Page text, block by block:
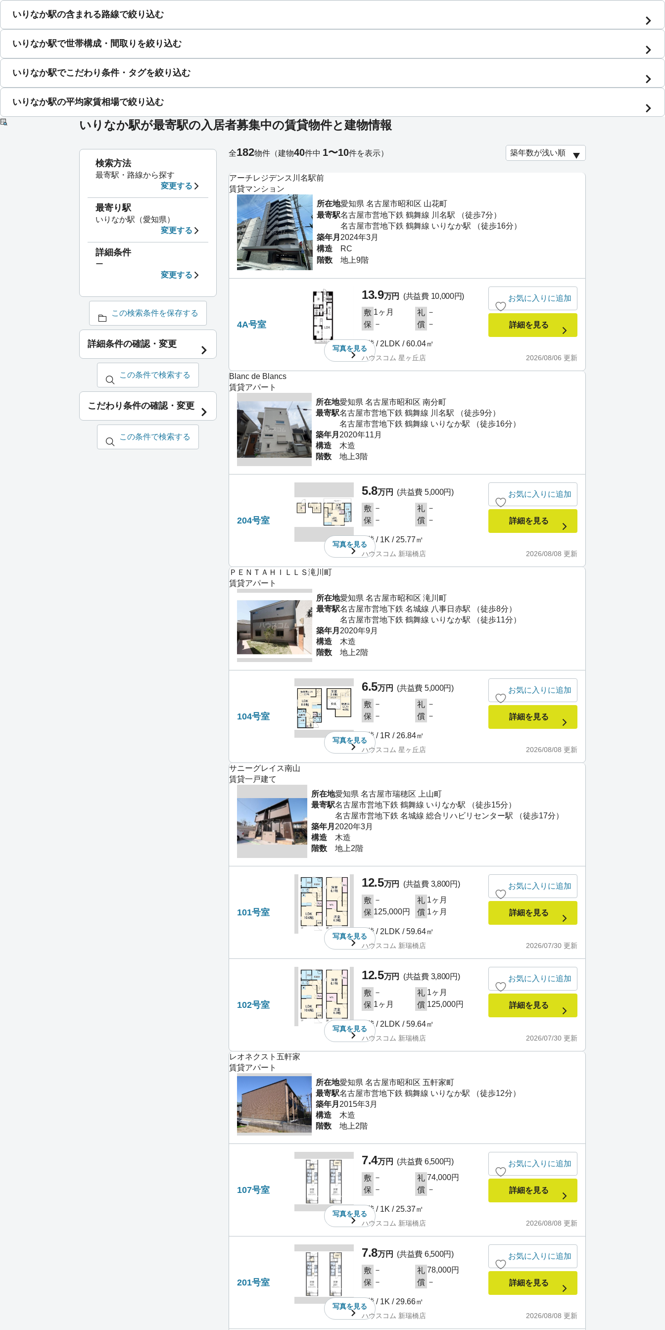
いりなか駅の含まれる路線で絞り込む
いりなか駅で世帯構成・間取りを絞り込む
いりなか駅でこだわり条件・タグを絞り込む
いりなか駅の平均家賃相場で絞り込む
いりなか駅が最寄駅の入居者募集中の賃貸物件と建物情報
アーチレジデンス川名駅前
賃貸マンション
所在地愛知県 名古屋市昭和区 山花町
最寄駅名古屋市営地下鉄 鶴舞線 川名駅 （徒歩7分）
名古屋市営地下鉄 鶴舞線 いりなか駅 （徒歩16分）
築年月 2024年3月
構造
RC
階数
地上9階
4A号室
写真を見る
13.9万円
(共益費 10,000円)
敷 1ヶ月 礼 －
保 － 償 －
4階 / 2LDK / 60.04㎡
2026/08/06 更新
ハウスコム 星ヶ丘店
お気に入りに追加
詳細を見る
Blanc de Blancs
賃貸アパート
所在地愛知県 名古屋市昭和区 南分町
最寄駅名古屋市営地下鉄 鶴舞線 川名駅 （徒歩9分）
名古屋市営地下鉄 鶴舞線 いりなか駅 （徒歩16分）
築年月 2020年11月
構造
木造
階数
地上3階
204号室
写真を見る
5.8万円
(共益費 5,000円)
敷 － 礼 －
保 － 償 －
2階 / 1K / 25.77㎡
2026/08/08 更新
ハウスコム 新瑞橋店
お気に入りに追加
詳細を見る
ＰＥＮＴＡＨＩＬＬＳ滝川町
賃貸アパート
所在地愛知県 名古屋市昭和区 滝川町
最寄駅名古屋市営地下鉄 名城線 八事日赤駅 （徒歩8分）
名古屋市営地下鉄 鶴舞線 いりなか駅 （徒歩11分）
築年月 2020年9月
構造
木造
階数
地上2階
104号室
写真を見る
6.5万円
(共益費 5,000円)
敷 － 礼 －
保 － 償 －
1階 / 1R / 26.84㎡
2026/08/08 更新
ハウスコム 星ヶ丘店
お気に入りに追加
詳細を見る
サニーグレイス南山
賃貸一戸建て
所在地愛知県 名古屋市瑞穂区 上山町
最寄駅名古屋市営地下鉄 鶴舞線 いりなか駅 （徒歩15分）
名古屋市営地下鉄 名城線 総合リハビリセンター駅 （徒歩17分）
築年月 2020年3月
構造
木造
階数
地上2階
101号室
写真を見る
12.5万円
(共益費 3,800円)
敷 － 礼 1ヶ月
保 125,000円 償 1ヶ月
1階 / 2LDK / 59.64㎡
2026/07/30 更新
ハウスコム 新瑞橋店
お気に入りに追加
詳細を見る
102号室
写真を見る
12.5万円
(共益費 3,800円)
敷 － 礼 1ヶ月
保 1ヶ月 償 125,000円
1階 / 2LDK / 59.64㎡
2026/07/30 更新
ハウスコム 新瑞橋店
お気に入りに追加
詳細を見る
レオネクスト五軒家
賃貸アパート
所在地愛知県 名古屋市昭和区 五軒家町
最寄駅名古屋市営地下鉄 鶴舞線 いりなか駅 （徒歩12分）
築年月 2015年3月
構造
木造
階数
地上2階
107号室
写真を見る
7.4万円
(共益費 6,500円)
敷 － 礼 74,000円
保 － 償 －
1階 / 1K / 25.37㎡
2026/08/08 更新
ハウスコム 新瑞橋店
お気に入りに追加
詳細を見る
201号室
写真を見る
7.8万円
(共益費 6,500円)
敷 － 礼 78,000円
保 － 償 －
2階 / 1K / 29.66㎡
2026/08/08 更新
ハウスコム 新瑞橋店
お気に入りに追加
詳細を見る
全182物件 （建物40件中 1〜10件を表示）
検索方法
最寄駅・路線から探す
変更する
最寄り駅
いりなか駅（愛知県）
変更する
詳細条件
ー
変更する
この検索条件を保存する
詳細条件の確認・変更
この条件で検索する
こだわり条件の確認・変更
この条件で検索する